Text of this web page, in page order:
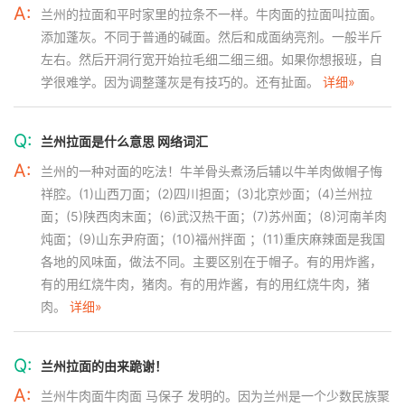
A:
兰州的拉面和平时家里的拉条不一样。牛肉面的拉面叫拉面。
添加蓬灰。不同于普通的碱面。然后和成面纳亮剂。一般半斤
左右。然后开洞行宽开始拉毛细二细三细。如果你想报班，自
学很难学。因为调整蓬灰是有技巧的。还有扯面。 详细»
Q: 兰州拉面是什么意思 网络词汇
A:
兰州的一种对面的吃法！牛羊骨头煮汤后辅以牛羊肉做帽子悔
祥腔。(1)山西刀面；(2)四川担面；(3)北京炒面；(4)兰州拉
面；(5)陕西肉末面；(6)武汉热干面；(7)苏州面；(8)河南羊肉
炖面；(9)山东尹府面；(10)福州拌面 ；(11)重庆麻辣面是我国
各地的风味面，做法不同。主要区别在于帽子。有的用炸酱，
有的用红烧牛肉，猪肉。有的用炸酱，有的用红烧牛肉，猪
肉。 详细»
Q: 兰州拉面的由来跪谢！
A:
兰州牛肉面牛肉面 马保子 发明的。因为兰州是一个少数民族聚